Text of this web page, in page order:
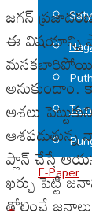
E-Paper
జగన్
ఈ విషయాన్ని
ఆశలు
ప్లాన్ చేస్తే
ఖర్చు పెట్టి